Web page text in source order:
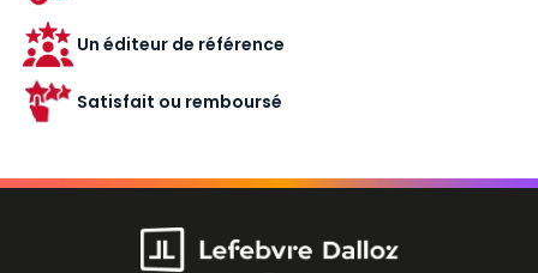
Un éditeur de référence
Satisfait ou remboursé